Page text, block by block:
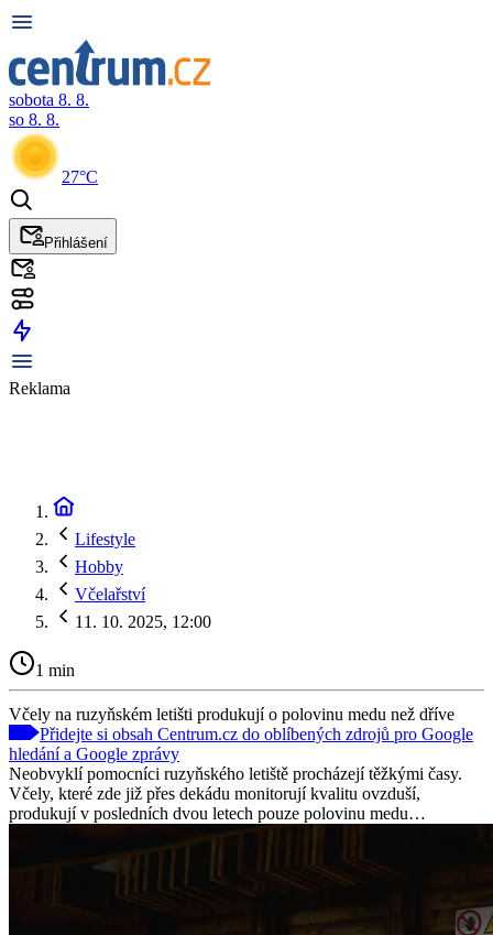
sobota 8. 8.
so 8. 8.
27°C
Přihlášení
Reklama
Lifestyle
Hobby
Včelařství
11. 10. 2025, 12:00
1 min
Včely na ruzyňském letišti produkují o polovinu medu než dříve
Přidejte si obsah Centrum.cz do oblíbených zdrojů pro Google
hledání a Google zprávy
Neobvyklí pomocníci ruzyňského letiště procházejí těžkými časy.
Včely, které zde již přes dekádu monitorují kvalitu ovzduší,
produkují v posledních dvou letech pouze polovinu medu…